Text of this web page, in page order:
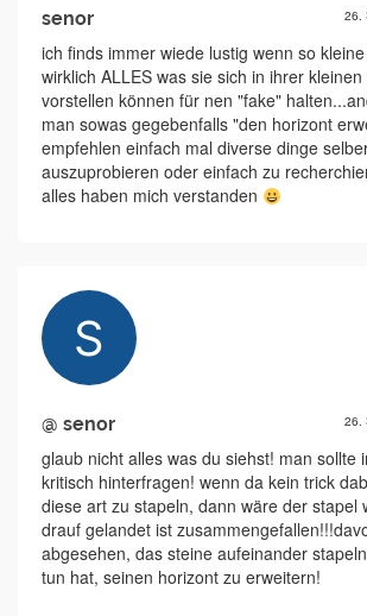
senor 26.
ich finds immer wiede lustig wenn so
wirklich ALLES was sie sich in ihrer
vorstellen können für nen "fake"
man sowas gegebenfalls "den horizont
empfehlen einfach mal diverse dinge
auszuprobieren oder einfach zu
alles haben mich verstanden
@ senor 26.
glaub nicht alles was du siehst! man sollte
kritisch hinterfragen! wenn da kein trick
diese art zu stapeln, dann wäre der stapel
drauf gelandet ist
abgesehen, das steine aufeinander
tun hat, seinen horizont zu erweitern!